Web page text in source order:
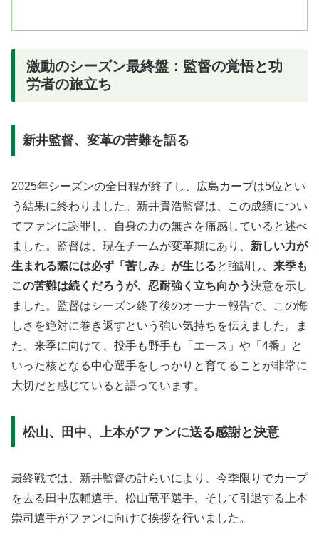
激動のシーズン最終盤：監督の覚悟と功
労者の旅立ち
新井監督、変革の苦難を語る
2025年シーズンの全日程が終了し、広島カープは5位とい
う結果に終わりました。新井貴浩監督は、この成績につい
てファンに謝罪し、自身の力の無さを痛感していると述べ
ました。監督は、現在チームが変革期にあり、 新しい力が
生まれる際には必ず「苦しみ」が生じると強調し、 来季も
この苦難は続くだろうが、忍耐強く立ち向かう決意を示し
ました。監督はシーズン終了後のオーナー報告で、この悔
しさを絶対に巻き返すという強い気持ちを伝えました。ま
た、来季に向けて、投手も野手も「エース」や「4番」と
いった核となる中心選手をしっかりと育てることが非常に
大切だと感じていると語っています。
松山、田中、上本がファンに送る感謝と決意
最終戦では、新井監督の計らいにより、今季限りでカープ
を去る田中広輔選手、松山竜平選手、そして引退する上本
崇司選手がファンに向けて挨拶を行いました。